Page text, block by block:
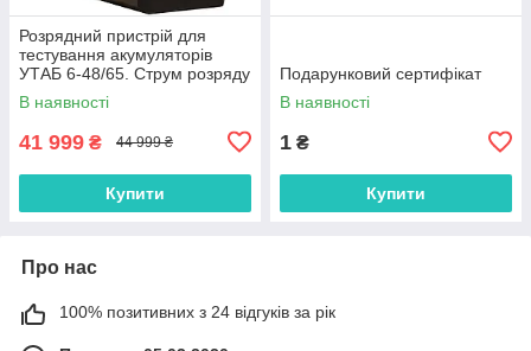
Розрядний пристрій для
тестування акумуляторів
УТАБ 6-48/65. Струм розряду
- до 65 Ампер.
В наявності
41 999 ₴ 44 999 ₴
Купити
Подарунковий сертифікат
В наявності
1 ₴
Купити
Про нас
100% позитивних з 24 відгуків за рік